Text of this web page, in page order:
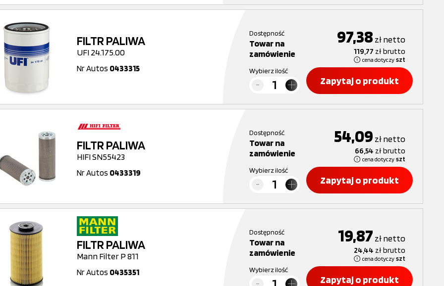
FILTR PALIWA
UFI 24.175.00
Nr Autos 0433315
Dostępność
Towar na
zamówienie
97,38 złnetto
119,77 złbrutto
cena dotyczy szt
Wybierz ilość
Zapytaj o produkt
FILTR PALIWA
HIFI SN55423
Nr Autos 0433319
Dostępność
Towar na
zamówienie
54,09 złnetto
66,54 złbrutto
cena dotyczy szt
Wybierz ilość
Zapytaj o produkt
FILTR PALIWA
Mann Filter P 811
Nr Autos 0435351
Dostępność
Towar na
zamówienie
19,87 złnetto
24,44 złbrutto
cena dotyczy szt
Wybierz ilość
Zapytaj o produkt